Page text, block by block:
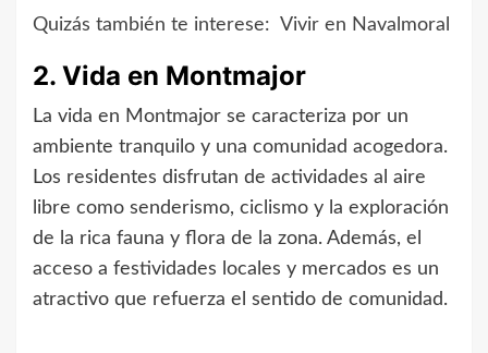
Quizás también te interese: Vivir en Navalmoral
2. Vida en Montmajor
La vida en Montmajor se caracteriza por un
ambiente tranquilo y una comunidad acogedora.
Los residentes disfrutan de actividades al aire
libre como senderismo, ciclismo y la exploración
de la rica fauna y flora de la zona. Además, el
acceso a festividades locales y mercados es un
atractivo que refuerza el sentido de comunidad.